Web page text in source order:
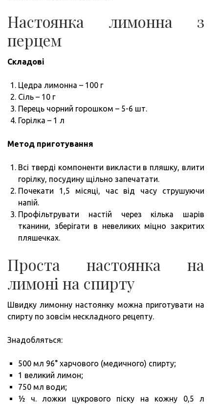
Настоянка лимонна з
перцем
Складові
Цедра лимонна – 100 г
Сіль – 10 г
Перець чорний горошком – 5-6 шт.
Горілка – 1 л
Метод приготування
Всі тверді компоненти викласти в пляшку, влити
горілку, посудину щільно запечатати.
Почекати 1,5 місяці, час від часу струшуючи
напій.
Профільтрувати настій через кілька шарів
тканини, зберігати в невеликих міцно закритих
пляшечках.
Проста настоянка на
лимоні на спирту
Швидку лимонну настоянку можна приготувати на
спирту по зовсім нескладного рецепту.
Знадобляться:
500 мл 96° харчового (медичного) спирту;
1 великий лимон;
750 мл води;
½ ч. ложки цукрового піску на кожну 0,5 л